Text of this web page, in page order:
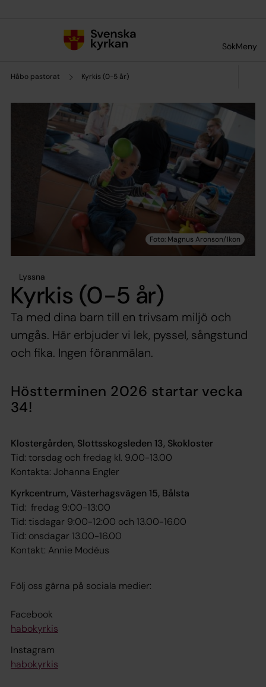
SökMeny
Håbo pastorat Kyrkis (0-5 år)
Lyssna
Kyrkis (0-5 år)
Ta med dina barn till en trivsam miljö och
umgås. Här erbjuder vi lek, pyssel, sångstund
och fika. Ingen föranmälan.
Höstterminen 2026 startar vecka
34!
Klostergården, Slottsskogsleden 13, Skokloster
Tid: torsdag och fredag kl. 9.00-13.00
Kontakta: Johanna Engler
Kyrkcentrum, Västerhagsvägen 15, Bålsta
Tid: fredag 9:00-13:00
Tid: tisdagar 9:00-12:00 och 13.00-16.00
Tid: onsdagar 13.00-16.00
Kontakt: Annie Modéus
Följ oss gärna på sociala medier:
Facebook
habokyrkis
Instagram
habokyrkis